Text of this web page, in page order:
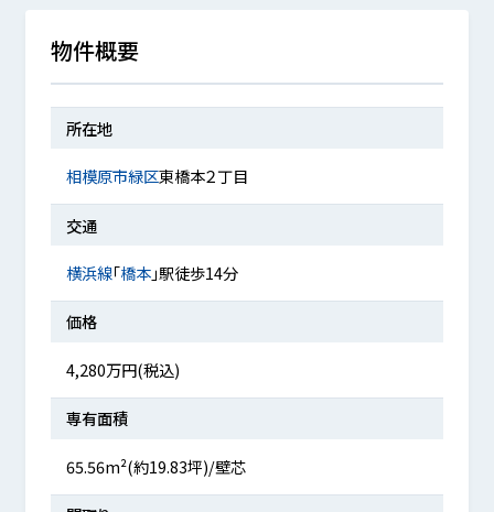
物件概要
所在地
相模原市緑区東橋本２丁目
交通
横浜線「橋本」駅徒歩14分
価格
4,280万円(税込)
専有面積
65.56m²(約19.83坪)/壁芯